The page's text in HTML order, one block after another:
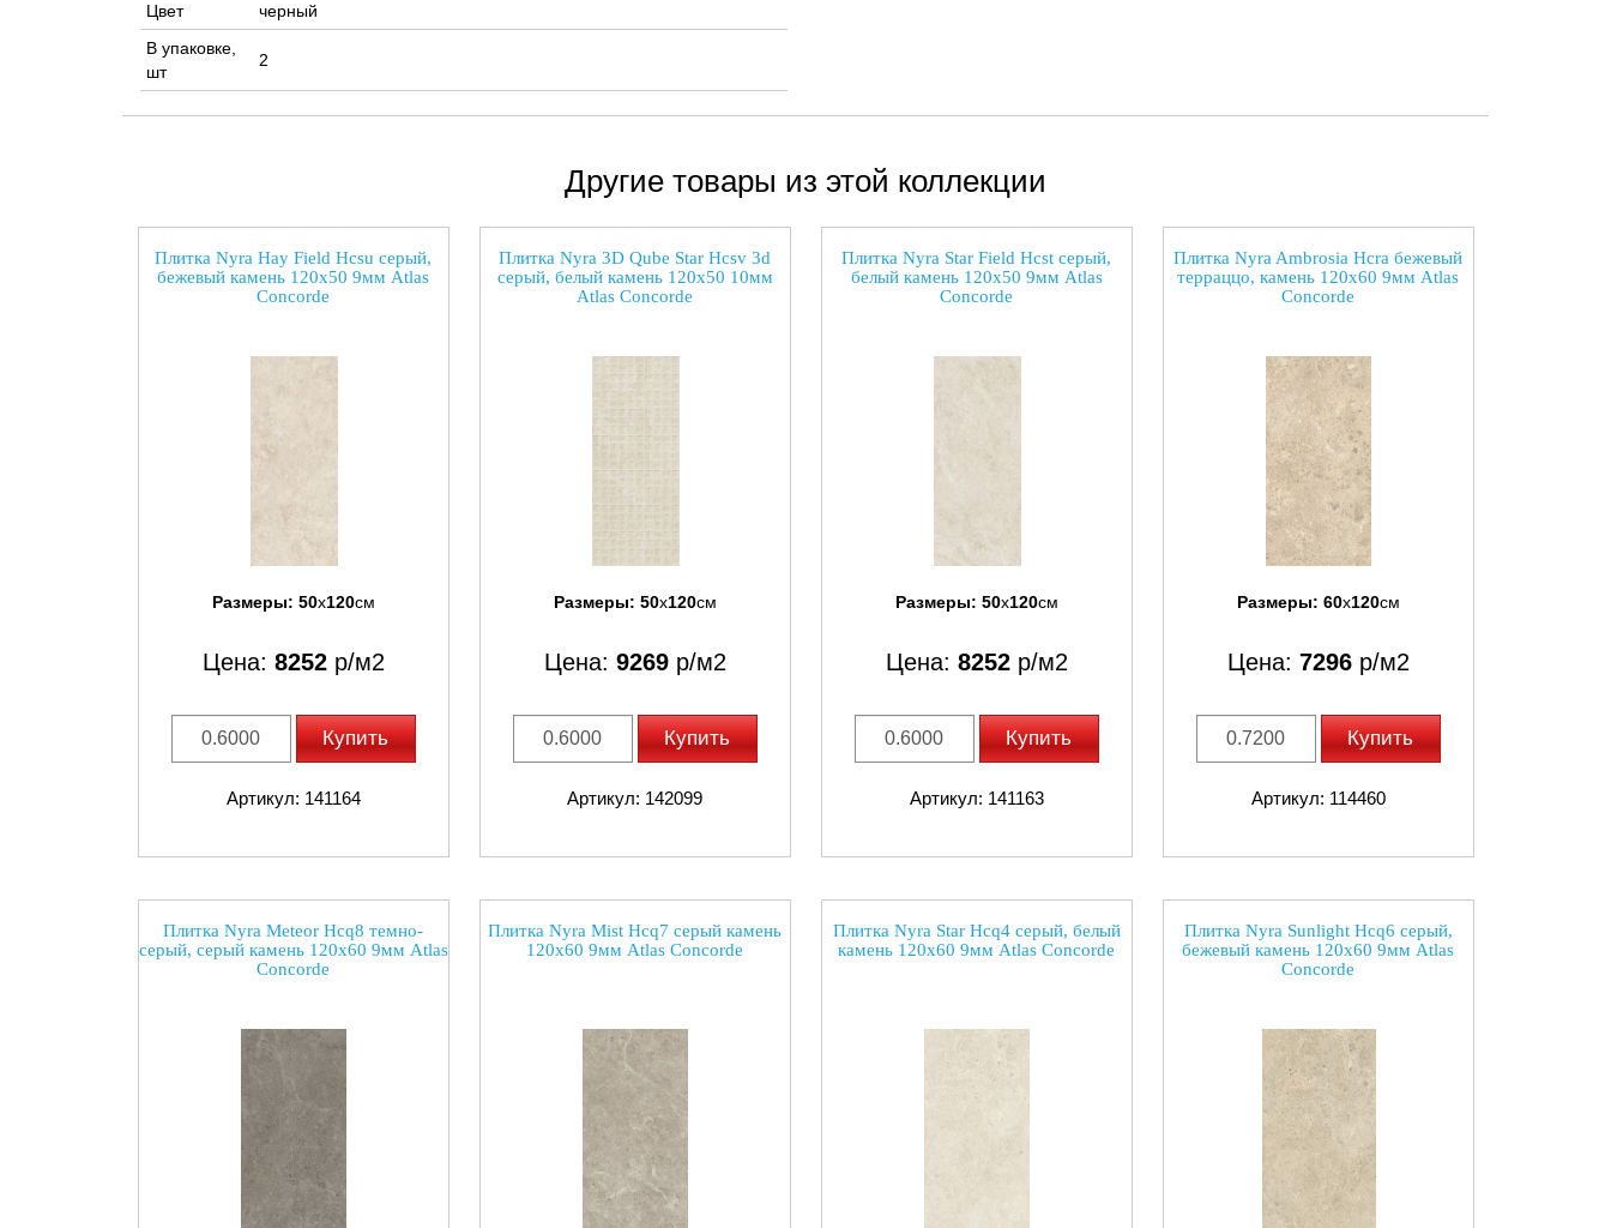
Цвет
черный
В упаковке,
шт
2
Другие товары из этой коллекции
Плитка Nyra Hay Field Hcsu серый,
бежевый камень 120x50 9мм Atlas
Concorde
Размеры: 50x120см
Цена: 8252р/м2
Купить
Артикул: 141164
Плитка Nyra 3D Qube Star Hcsv 3d
серый, белый камень 120x50 10мм
Atlas Concorde
Размеры: 50x120см
Цена: 9269р/м2
Купить
Артикул: 142099
Плитка Nyra Star Field Hcst серый,
белый камень 120x50 9мм Atlas
Concorde
Размеры: 50x120см
Цена: 8252р/м2
Купить
Артикул: 141163
Плитка Nyra Ambrosia Hcra бежевый
терраццо, камень 120x60 9мм Atlas
Concorde
Размеры: 60x120см
Цена: 7296р/м2
Купить
Артикул: 114460
Плитка Nyra Meteor Hcq8 темно-
серый, серый камень 120x60 9мм Atlas
Concorde
Плитка Nyra Mist Hcq7 серый камень
120x60 9мм Atlas Concorde
Плитка Nyra Star Hcq4 серый, белый
камень 120x60 9мм Atlas Concorde
Плитка Nyra Sunlight Hcq6 серый,
бежевый камень 120x60 9мм Atlas
Concorde